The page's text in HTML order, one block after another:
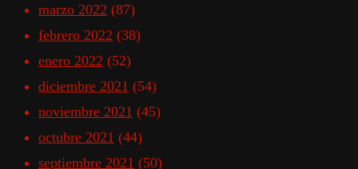
marzo 2022 (87)
febrero 2022 (38)
enero 2022 (52)
diciembre 2021 (54)
noviembre 2021 (45)
octubre 2021 (44)
septiembre 2021 (50)